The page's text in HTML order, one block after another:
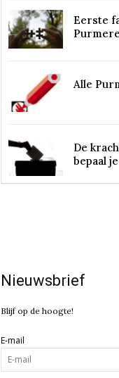
Eerste
Alle
De
bepaal
Nieuwsbrief
Blijf op de hoogte!
E-mail